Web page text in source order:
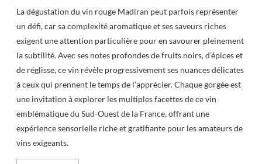
La dégustation du vin rouge Madiran peut parfois représenter
un défi, car sa complexité aromatique et ses saveurs riches
exigent une attention particulière pour en savourer pleinement
la subtilité. Avec ses notes profondes de fruits noirs, d’épices et
de réglisse, ce vin révèle progressivement ses nuances délicates
à ceux qui prennent le temps de l’apprécier. Chaque gorgée est
une invitation à explorer les multiples facettes de ce vin
emblématique du Sud-Ouest de la France, offrant une
expérience sensorielle riche et gratifiante pour les amateurs de
vins exigeants.